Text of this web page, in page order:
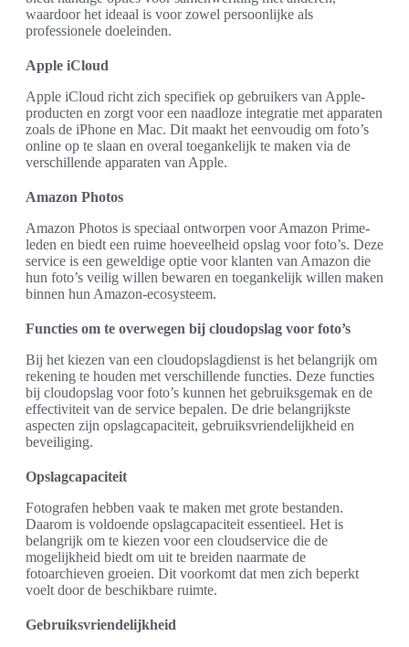
waardoor het ideaal is voor zowel persoonlijke als
professionele doeleinden.
Apple iCloud
Apple iCloud richt zich specifiek op gebruikers van Apple-
producten en zorgt voor een naadloze integratie met apparaten
zoals de iPhone en Mac. Dit maakt het eenvoudig om foto’s
online op te slaan en overal toegankelijk te maken via de
verschillende apparaten van Apple.
Amazon Photos
Amazon Photos is speciaal ontworpen voor Amazon Prime-
leden en biedt een ruime hoeveelheid opslag voor foto’s. Deze
service is een geweldige optie voor klanten van Amazon die
hun foto’s veilig willen bewaren en toegankelijk willen maken
binnen hun Amazon-ecosysteem.
Functies om te overwegen bij cloudopslag voor foto’s
Bij het kiezen van een cloudopslagdienst is het belangrijk om
rekening te houden met verschillende functies. Deze functies
bij cloudopslag voor foto’s kunnen het gebruiksgemak en de
effectiviteit van de service bepalen. De drie belangrijkste
aspecten zijn opslagcapaciteit, gebruiksvriendelijkheid en
beveiliging.
Opslagcapaciteit
Fotografen hebben vaak te maken met grote bestanden.
Daarom is voldoende opslagcapaciteit essentieel. Het is
belangrijk om te kiezen voor een cloudservice die de
mogelijkheid biedt om uit te breiden naarmate de
fotoarchieven groeien. Dit voorkomt dat men zich beperkt
voelt door de beschikbare ruimte.
Gebruiksvriendelijkheid